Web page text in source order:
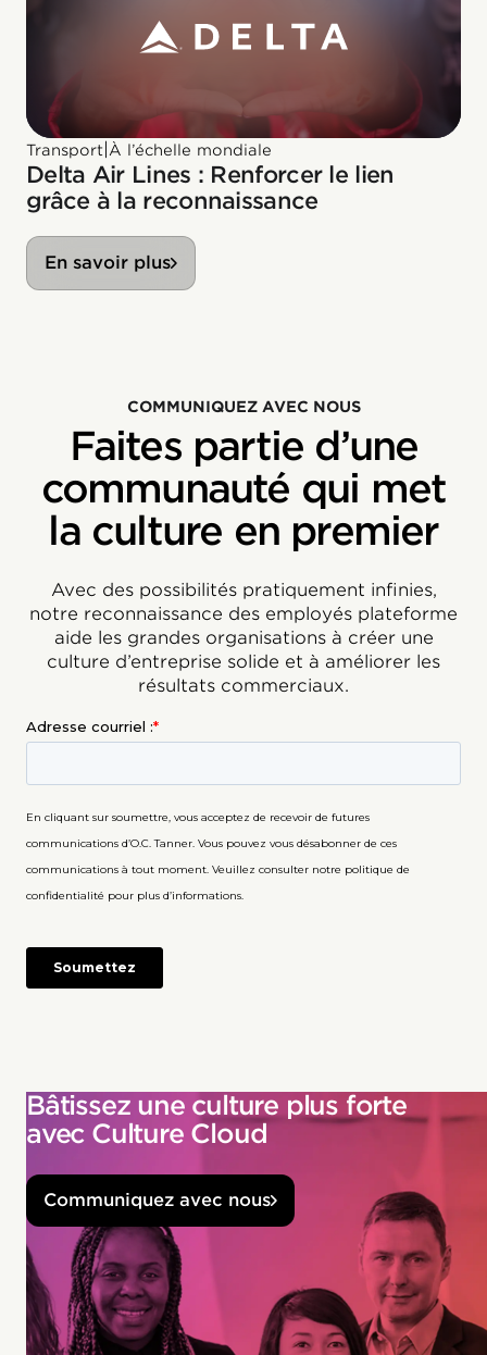
Transport À l’échelle mondiale
Delta Air Lines : Renforcer le lien
grâce à la reconnaissance
En savoir plus
COMMUNIQUEZ AVEC NOUS
Faites partie d’une
communauté qui met
la culture en premier
Avec des possibilités pratiquement infinies,
notre reconnaissance des employés plateforme
aide les grandes organisations à créer une
culture d’entreprise solide et à améliorer les
résultats commerciaux.
Bâtissez une culture plus forte
avec Culture Cloud
Communiquez avec nous